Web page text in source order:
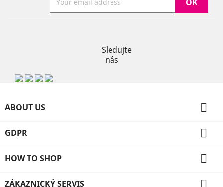
Sledujte
nás
ABOUT US 
GDPR 
HOW TO SHOP 
ZÁKAZNICKÝ SERVIS 